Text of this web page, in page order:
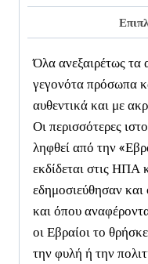
Όλα ανεξαιρέτως τα
γεγονότα πρόσωπα
αυθεντικά και με
Οι περισσότερες
ληφθεί από την
εκδίδεται στις ΗΠΑ
εδημοσιεύθησαν
και όπου
οι Εβραίοι το
την φυλή ή την